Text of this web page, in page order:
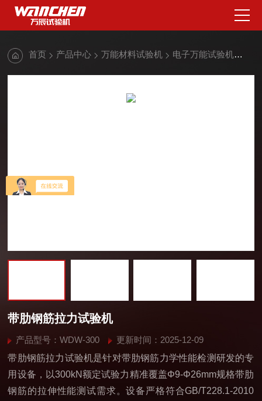
首页 产品中心 万能材料试验机 电子万能试验机
带肋钢筋拉力试验机
产品型号：WDW-300
更新时间：2025-12-09
带肋钢筋拉力试验机是针对带肋钢筋力学性能检测研发的专
用设备，以300kN额定试验力精准覆盖Φ9-Φ26mm规格带肋
钢筋的拉伸性能测试需求。设备严格符合GB/T228.1-2010